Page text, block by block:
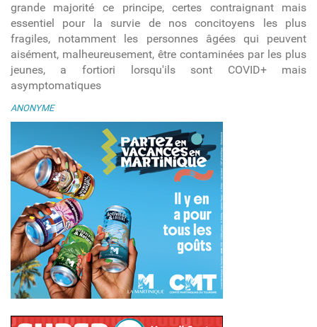
grande majorité ce principe, certes contraignant mais
essentiel pour la survie de nos concitoyens les plus
fragiles, notamment les personnes âgées qui peuvent
aisément, malheureusement, être contaminées par les plus
jeunes, a fortiori lorsqu'ils sont COVID+ mais
asymptomatiques
ANONYME